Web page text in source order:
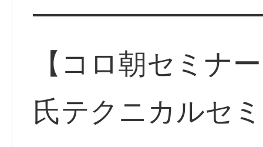
【コロ朝セミナ
氏テクニカルセ